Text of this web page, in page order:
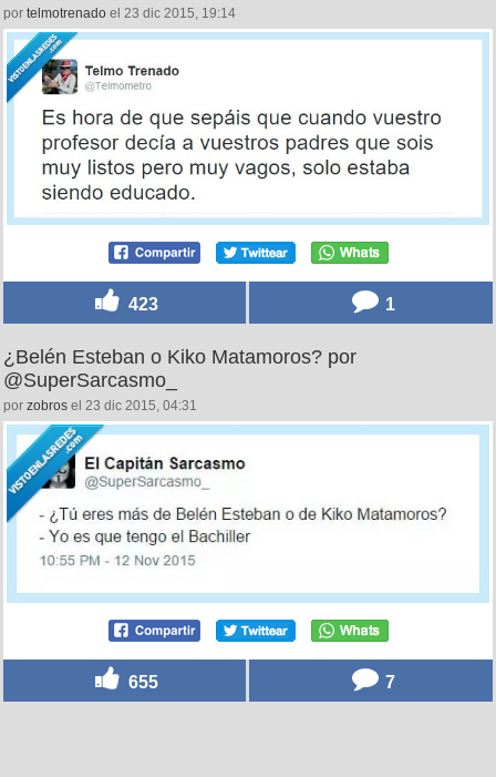
por telmotrenado el 23 dic 2015, 19:14
423 1
¿Belén Esteban o Kiko Matamoros? por
@SuperSarcasmo_
por zobros el 23 dic 2015, 04:31
655 7